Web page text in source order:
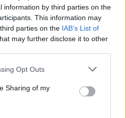
information by third parties on the
This information may
parties on the IAB’s List of
may further disclose it to other
Opt Outs
Sharing of my
Mantra
16 - 55